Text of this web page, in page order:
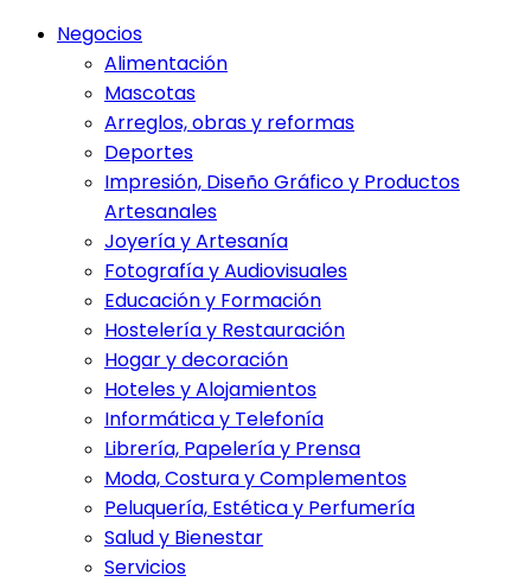
Negocios
Alimentación
Mascotas
Arreglos, obras y reformas
Deportes
Impresión, Diseño Gráfico y Productos
Artesanales
Joyería y Artesanía
Fotografía y Audiovisuales
Educación y Formación
Hostelería y Restauración
Hogar y decoración
Hoteles y Alojamientos
Informática y Telefonía
Librería, Papelería y Prensa
Moda, Costura y Complementos
Peluquería, Estética y Perfumería
Salud y Bienestar
Servicios